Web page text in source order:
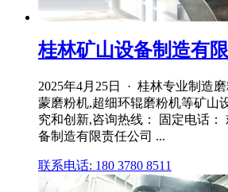
桂林矿山设备制造有
2025年4月25日 · 桂林专业制造
蒙磨粉机,超细环辊磨粉机等矿山
究和创新,咨询热线： 固定电话：
备制造有限责任公司 ...
联系电话: 180 3780 8511